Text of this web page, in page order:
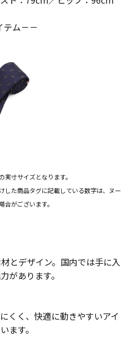
テム－－
寸サイズとなります。
した商品タグに記載している数字は、ヌー
がございます。
とデザイン。国内では手に入
があります。
くく、快適に動きやすいアイ
ます。